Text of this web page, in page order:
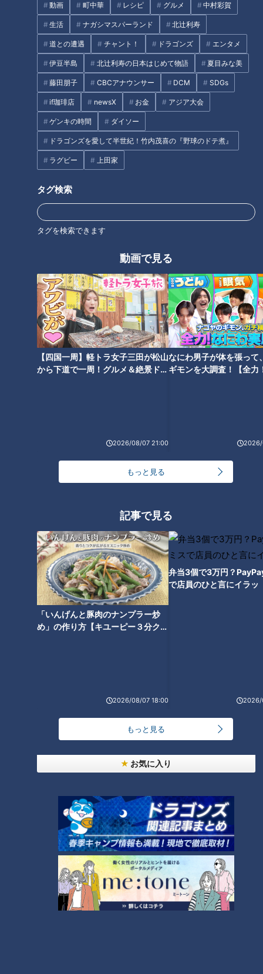
動画 町中華 レシピ グルメ 中村彩賀
生活 ナガシマスパーランド 北辻利寿
道との遭遇 チャント！ ドラゴンズ エンタメ
伊豆半島 北辻利寿の日本はじめて物語 夏目みな美
藤田朋子 CBCアナウンサー DCM SDGs
if珈琲店 newsX お金 アジア大会
ゲンキの時間 ダイソー
ドラゴンズを愛して半世紀！竹内茂喜の『野球のドテ煮』
ラグビー 上田家
タグ検索
タグを検索できます
動画で見る
【四国一周】軽トラ女子三田が松山
から下道で一周！グルメ＆絶景ドラ
2026/08/07 21:00
なにわ男子が体を張って
ギモンを大調査！【全力
2026/
もっと見る
記事で見る
「いんげんと豚肉のナンプラー炒
め」の作り方【キユーピー３分クッ
2026/08/07 18:00
弁当3個で3万円？
で店員のひと言にイラッ
2026/
もっと見る
お気に入り
CBCテレビ「花咲かタイムズ」
10月13日（月・祝）まで開催される大阪・関西万博は“並ばな
い万博”を掲げており、ほとんどのパビリオンが予約制。会場
内は完全キャッシュレスなど、様々な試みが導入されていま
名古屋から新幹線で新大阪駅まで行った場合、地下鉄・御堂筋
線で本町（ほんまち）駅まで行き、中央線に乗り換えて万博会
場がある「夢洲（ゆめしま）駅」へ。また、関西の主要駅から
出発するシャトルバスで足を運ぶことも。
会場に足を踏み入れると、まずは公式キャラクターのミャクミ
ャクがお出迎え。その奥には、万博のシンボル「大屋根リン
グ」が広がります。各パビリオンを結ぶ通路にもなっており、
造建築物としてギネス世界記録にも認定されました。
と空気のスペクタルショー「アオと夜の虹のパレード」を開
壮大な水上ショーは必見！毎日日没後に2回上演されます。
目玉は「火星の石」！会場最大の「日本館」
万博の目玉は、ズバリ「火星の石」！会場最大のパビリオン
「日本館」で、2000年に日本の南極地域観測隊が発見した火
重さは12.7キロ。数万年前に地球に到達した隕石で、火星由来
の隕石としては世界最大級。見るだけでなく、壁に埋め込まれ
た火星の石を直接触ることもできます。
他にも、“生きたパビリオン”をテーマに培養されている“藻
類”や、小惑星探査機が持ち帰った貴重な砂などの展示も見ど